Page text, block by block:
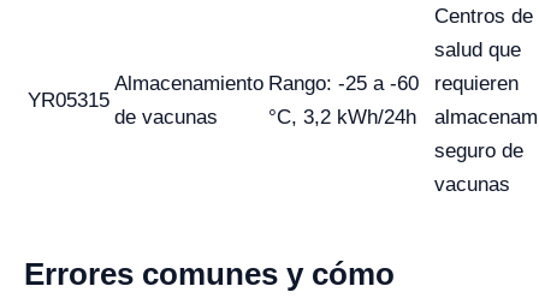
YR05315
Almacenamiento
de vacunas
Rango: -25 a -60
°C, 3,2 kWh/24h
Centros de
salud que
requieren
seguro de
vacunas
Errores comunes y cómo